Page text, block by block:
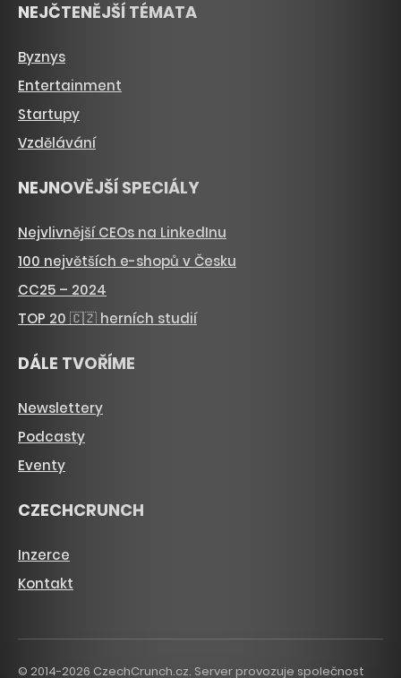
NEJČTENĚJŠÍ TÉMATA
Byznys
Entertainment
Startupy
Vzdělávání
NEJNOVĚJŠÍ SPECIÁLY
Nejvlivnější CEOs na LinkedInu
100 největších e-shopů v Česku
CC25 – 2024
TOP 20 🇨🇿 herních studií
DÁLE TVOŘÍME
Newslettery
Podcasty
Eventy
CZECHCRUNCH
Inzerce
Kontakt
© 2014-2026 CzechCrunch.cz. Server provozuje společnost